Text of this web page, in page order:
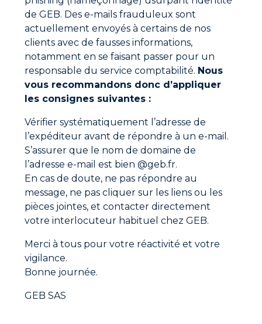
Adresse
GEB SAS
ZI Paris Nord 2
282 avenue du Bois de la Pie
95972 ROISSY CDG CEDEX
France
Trouver le revendeur le plus proche de chez vous.
de GEB. Des e-mails frauduleux sont
actuellement envoyés à certains de nos
clients avec de fausses informations,
notamment en se faisant passer pour un
responsable du service comptabilité. Nous
vous recommandons donc d’appliquer
les consignes suivantes :
Vérifier systématiquement l’adresse de
l’expéditeur avant de répondre à un e-mail.
S’assurer que le nom de domaine de
l’adresse e-mail est bien @geb.fr.
En cas de doute, ne pas répondre au
message, ne pas cliquer sur les liens ou les
pièces jointes, et contacter directement
votre interlocuteur habituel chez GEB.
Merci à tous pour votre réactivité et votre
vigilance.
Bonne journée.
GEB SAS